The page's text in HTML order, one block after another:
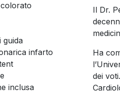
guida
infarto
inclusa
Il Dr.
Ha
dei